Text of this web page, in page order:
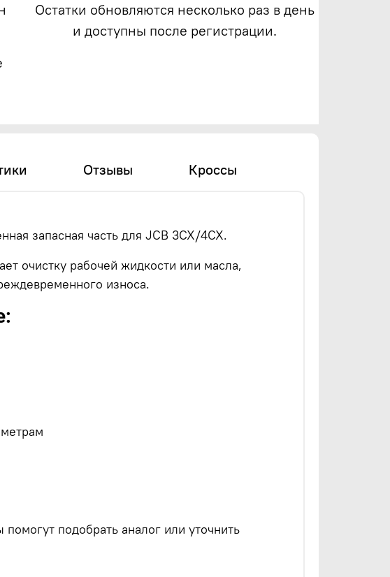
Остатки обновляются несколько раз в день
и доступны после регистрации.
Отзывы Кроссы
запасная часть для JCB 3CX/4CX.
очистку рабочей жидкости или масла,
износа.
подобрать аналог или уточнить